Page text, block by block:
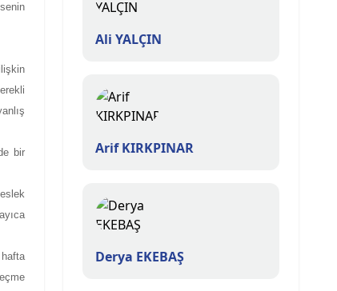
bir
Ali YALÇIN
Arif KIRKPINAR
Derya EKEBAŞ